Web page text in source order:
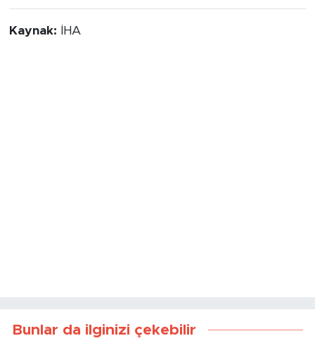
Kaynak: İHA
Bunlar da ilginizi çekebilir